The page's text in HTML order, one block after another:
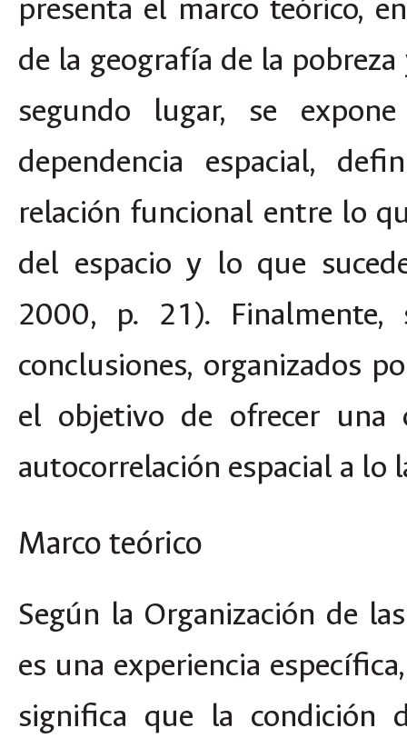
presenta el marco teórico,
de la geografía de la
segundo lugar, se
dependencia espacial,
relación funcional entre lo
del espacio y lo que
2000, p. 21).
conclusiones, organizados
el objetivo de ofrecer una
autocorrelación espacial a lo
Marco teórico
Según la Organización de
es una experiencia
significa que la condición